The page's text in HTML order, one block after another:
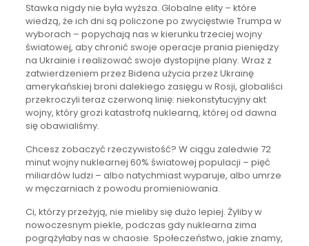
Stawka nigdy nie była wyższa. Globalne elity – które
wiedzą, że ich dni są policzone po zwycięstwie Trumpa w
wyborach – popychają nas w kierunku trzeciej wojny
światowej, aby chronić swoje operacje prania pieniędzy
na Ukrainie i realizować swoje dystopijne plany. Wraz z
zatwierdzeniem przez Bidena użycia przez Ukrainę
amerykańskiej broni dalekiego zasięgu w Rosji, globaliści
przekroczyli teraz czerwoną linię: niekonstytucyjny akt
wojny, który grozi katastrofą nuklearną, której od dawna
się obawialiśmy.
Chcesz zobaczyć rzeczywistość? W ciągu zaledwie 72
minut wojny nuklearnej 60% światowej populacji – pięć
miliardów ludzi – albo natychmiast wyparuje, albo umrze
w męczarniach z powodu promieniowania.
Ci, którzy przeżyją, nie mieliby się dużo lepiej. Żyliby w
nowoczesnym piekle, podczas gdy nuklearna zima
pogrążyłaby nas w chaosie. Społeczeństwo, jakie znamy,